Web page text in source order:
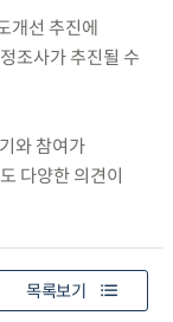
개선 추진에
조사가 추진될 수
와 참여가
다양한 의견이
목록보기